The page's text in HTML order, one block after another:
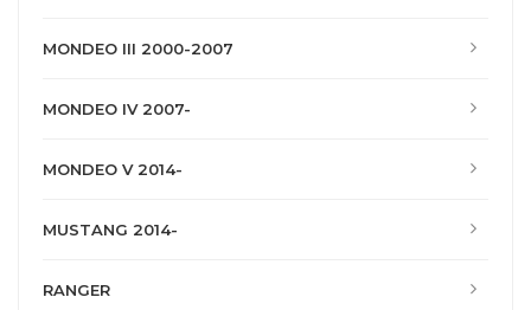
MONDEO III 2000-2007
MONDEO IV 2007-
MONDEO V 2014-
MUSTANG 2014-
RANGER